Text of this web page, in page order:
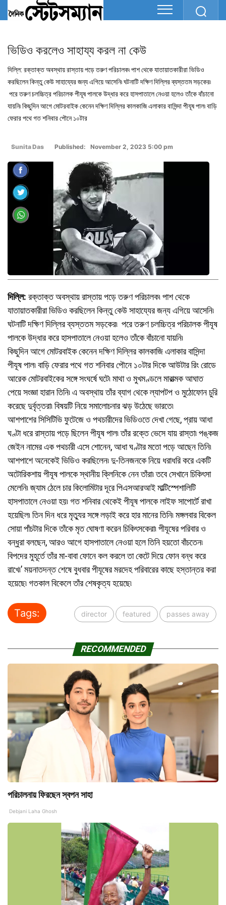
ভিডিও করলেও সাহায্য করল না কেউ
দিল্লি: রক্তাক্ত অবস্থায় রাস্তায় পড়ে তরুণ পরিচালক৷ পাশ থেকে যাতায়াতকারীরা ভিডিও
করছিলেন কিন্তু কেউ সাহায্যের জন্য এগিয়ে আসেনি৷ ঘটনাটি দক্ষিণ দিল্লির ব্যস্ততম সড়কের৷
পরে তরুণ চলচ্চিত্র পরিচালক পীযূষ পালকে উদ্ধার করে হাসপাতালে নেওয়া হলেও তাঁকে বাঁচানো
যায়নি৷ কিছুদিন আগে মোটরবাইক কেনেন দক্ষিণ দিল্লির কালকাজি এলাকার বাসিন্দা পীযূষ পাল৷ বাড়ি
ফেরার পথে গত শনিবার পৌনে ১০টার
Sunita Das Published: November 2, 2023 5:00 pm
দিল্লি: রক্তাক্ত অবস্থায় রাস্তায় পড়ে তরুণ পরিচালক৷ পাশ থেকে
যাতায়াতকারীরা ভিডিও করছিলেন কিন্তু কেউ সাহায্যের জন্য এগিয়ে আসেনি৷
ঘটনাটি দক্ষিণ দিল্লির ব্যস্ততম সড়কের৷ পরে তরুণ চলচ্চিত্র পরিচালক পীযূষ
পালকে উদ্ধার করে হাসপাতালে নেওয়া হলেও তাঁকে বাঁচানো যায়নি৷
কিছুদিন আগে মোটরবাইক কেনেন দক্ষিণ দিল্লির কালকাজি এলাকার বাসিন্দা
পীযূষ পাল৷ বাড়ি ফেরার পথে গত শনিবার পৌনে ১০টার দিকে আউটার রিং রোডে
আরেক মোটরবাইকের সঙ্গে সংঘর্ষে ঘটে৷ মাথা ও মুখমণ্ডলে মারাত্মক আঘাত
পেয়ে সংজ্ঞা হারান তিনি৷ এ অবস্থায় তাঁর ব্যাগ থেকে ল্যাপটপ ও মুঠোফোন চুরি
করেছে দুর্বৃত্তরা৷ বিষয়টি নিয়ে সমালোচনার ঝড় উঠেছে ভারতে৷
আশপাশের সিসিটিভি ফুটেজে ও পথচারীদের ভিডিওতে দেখা গেছে, প্রায় আধা
ঘণ্টা ধরে রাস্তায় পড়ে ছিলেন পীযূষ পাল৷ তাঁর রক্তে ভেসে যায় রাস্তা৷ পঙ্কজ
জেইন নামের এক পথচারী এসে শোনেন, আধা ঘণ্টার মতো পড়ে আছেন তিনি৷
আশপাশে অনেকেই ভিডিও করছিলেন৷ দু-তিনজনকে নিয়ে ধরাধরি করে একটি
অটোরিকশায় পীযূষ পালকে স্থানীয় ক্লিনিকে নেন তাঁরা৷ তবে সেখানে চিকিৎসা
মেলেনি৷ জ্যাম ঠেলে চার কিলোমিটার দূরে পিএসআরআই মাল্টিস্পেশালিটি
হাসপাতালে নেওয়া হয়৷ গত শনিবার থেকেই পীযূষ পালকে লাইফ সাপোর্টে রাখা
হয়েছিল৷ তিন দিন ধরে মৃতু্যর সঙ্গে লড়াই করে হার মানের তিনি৷ মঙ্গলবার বিকেল
সোয়া পাঁচটার দিকে তাঁকে মৃত ঘোষণা করেন চিকিৎসকেরা৷ পীযূষের পরিবার ও
বন্ধুরা বলছেন, আরও আগে হাসপাতালে নেওয়া হলে তিনি হয়তো বাঁচতেন৷
বিপদের মুহূর্তে তাঁর মা-বাবা ফোনে কল করলে তা কেটে দিয়ে ফোন বন্ধ করে
রাখে৷’ ময়নাতদন্ত শেষে বুধবার পীযূষের মরদেহ পরিবারের কাছে হস্তান্তর করা
হয়েছে৷ গতকাল বিকেলে তাঁর শেষকৃত্য হয়েছে৷
Tags: director featured passes away
RECOMMENDED
পরিচালনায় ফিরছেন স্বপন সাহা
Debjani Laha Ghosh